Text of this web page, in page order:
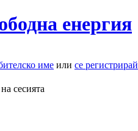
енергия
име или се регистрирай
сесията